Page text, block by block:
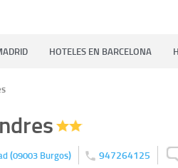
HOTELES EN BARCELONA
(09003 Burgos) 947264125